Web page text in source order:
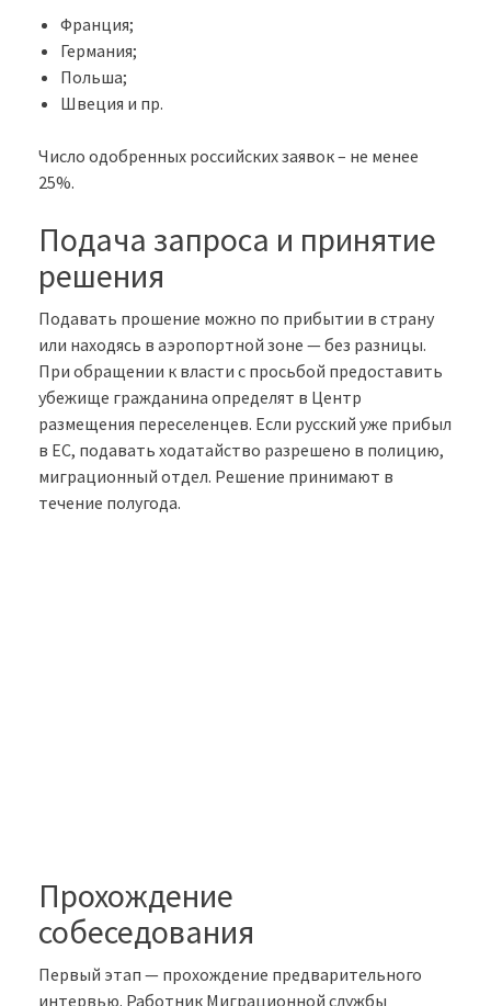
Франция;
Германия;
Польша;
Швеция и пр.
Число одобренных российских заявок – не менее
25%.
Подача запроса и принятие
решения
Подавать прошение можно по прибытии в страну
или находясь в аэропортной зоне — без разницы.
При обращении к власти с просьбой предоставить
убежище гражданина определят в Центр
размещения переселенцев. Если русский уже прибыл
в ЕС, подавать ходатайство разрешено в полицию,
миграционный отдел. Решение принимают в
течение полугода.
Прохождение
собеседования
Первый этап — прохождение предварительного
интервью. Работник Миграционной службы